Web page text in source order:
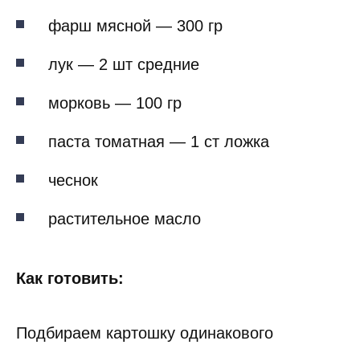
фарш мясной — 300 гр
лук — 2 шт средние
морковь — 100 гр
паста томатная — 1 ст ложка
чеснок
растительное масло
Как готовить:
Подбираем картошку одинакового